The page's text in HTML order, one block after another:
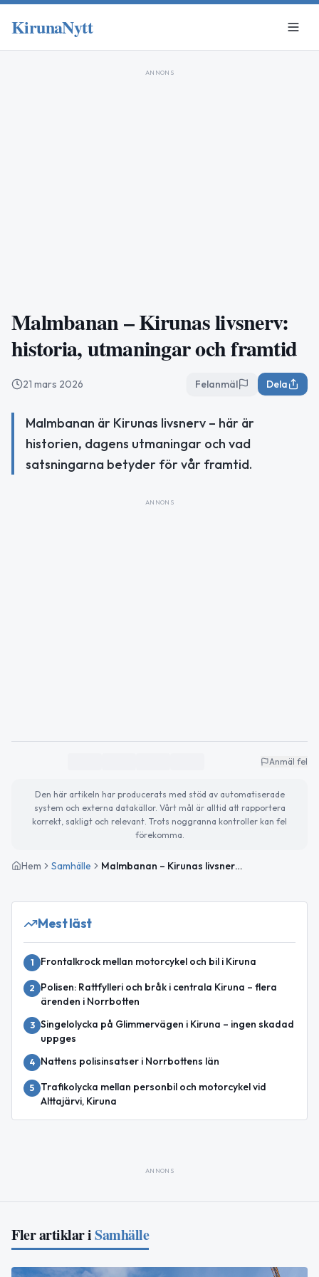
KirunaNytt
ANNONS
Malmbanan – Kirunas livsnerv:
historia, utmaningar och framtid
21 mars 2026 Felanmäl Dela
Malmbanan är Kirunas livsnerv – här är
historien, dagens utmaningar och vad
satsningarna betyder för vår framtid.
ANNONS
Anmäl fel
Den här artikeln har producerats med stöd av automatiserade
system och externa datakällor. Vårt mål är alltid att rapportera
korrekt, sakligt och relevant. Trots noggranna kontroller kan fel
förekomma.
Hem Samhälle Malmbanan – Kirunas livsnerv: historia, utmaningar och framtid
Mest läst
1 Frontalkrock mellan motorcykel och bil i Kiruna
2
Polisen: Rattfylleri och bråk i centrala Kiruna – flera
ärenden i Norrbotten
3 Singelolycka på Glimmervägen i Kiruna – ingen skadad
uppges
4 Nattens polisinsatser i Norrbottens län
5
Trafikolycka mellan personbil och motorcykel vid
Alttajärvi, Kiruna
ANNONS
Fler artiklar iSamhälle